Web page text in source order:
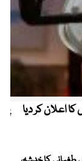
اعلان کر دیا